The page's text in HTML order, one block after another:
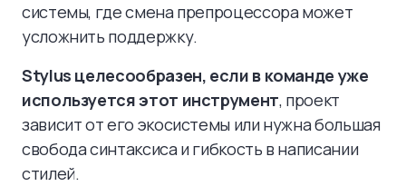
системы, где смена препроцессора может
усложнить поддержку.
Stylus целесообразен, если в команде уже
используется этот инструмент, проект
зависит от его экосистемы или нужна большая
свобода синтаксиса и гибкость в написании
стилей.